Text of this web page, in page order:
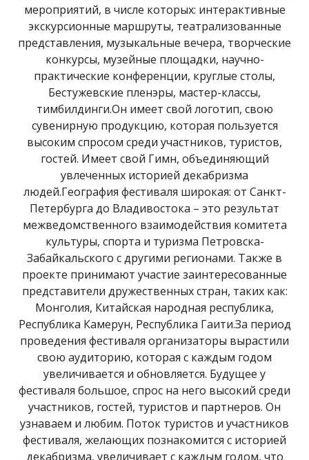
мероприятий, в числе которых: интерактивные
экскурсионные маршруты, театрализованные
представления, музыкальные вечера, творческие
конкурсы, музейные площадки, научно-
практические конференции, круглые столы,
Бестужевские пленэры, мастер-классы,
тимбилдинги.Он имеет свой логотип, свою
сувенирную продукцию, которая пользуется
высоким спросом среди участников, туристов,
гостей. Имеет свой Гимн, объединяющий
увлеченных историей декабризма
людей.География фестиваля широкая: от Санкт-
Петербурга до Владивостока – это результат
межведомственного взаимодействия комитета
культуры, спорта и туризма Петровска-
Забайкальского с другими регионами. Также в
проекте принимают участие заинтересованные
представители дружественных стран, таких как:
Монголия, Китайская народная республика,
Республика Камерун, Республика Гаити.За период
проведения фестиваля организаторы вырастили
свою аудиторию, которая с каждым годом
увеличивается и обновляется. Будущее у
фестиваля большое, спрос на него высокий среди
участников, гостей, туристов и партнеров. Он
узнаваем и любим. Поток туристов и участников
фестиваля, желающих познакомится с историей
декабризма, увеличивает с каждым годом, что